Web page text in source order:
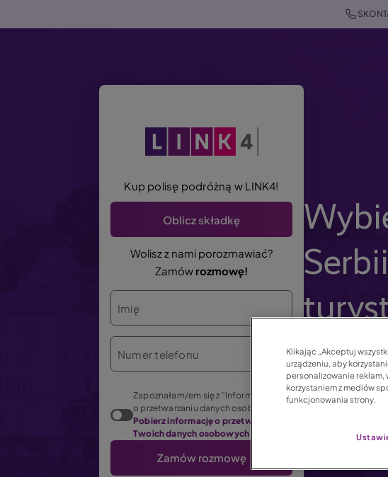
r
Kup polisę podróżną w LINK4!
Oblicz składkę
Wolisz z nami porozmawiać?
Zamów rozmowę!
Imię
Numer telefonu
Zapoznałam/em się z "Informacją
o przetwarzaniu danych osobowych".
Pobierz informację o przetwarzaniu
Twoich danych osobowych (PDF)
Klikając „Akceptuj
urządzeniu, aby
personalizowanie reklam,
korzystaniem z mediów
funkcjonowania strony.